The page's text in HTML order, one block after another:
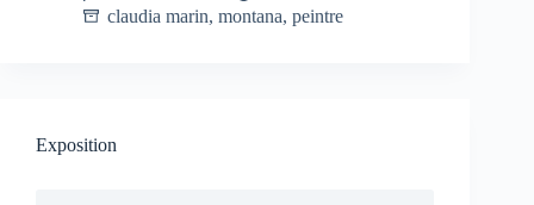
claudia marin, montana, peintre
Exposition